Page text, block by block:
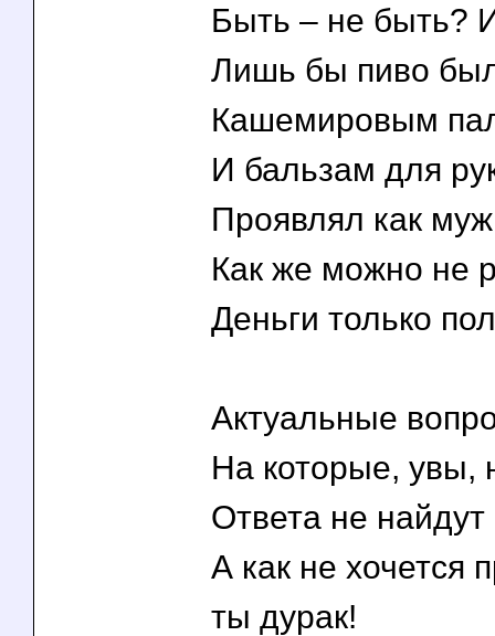
Быть – не быть?
Лишь бы пиво
Кашемировым
И бальзам для
Проявлял как
Как же можно не
Деньги только
Актуальные
На которые, увы,
Ответа не
А как не хочется
ты дурак!